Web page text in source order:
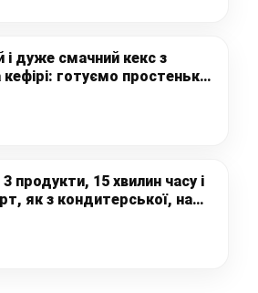
і дуже смачний кекс з
готуємо простеньку
інгредієнтів
продукти, 15 хвилин часу і
як з кондитерської, на
просто кулінарна
діти